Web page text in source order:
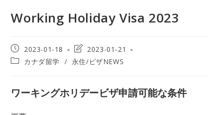
Working Holiday Visa 2023
投
稿
公
2023-01-18
投
稿
の
変
2023-01-21
投
テ
ゴ
カナダ留学 / 永住/ビザNEWS
ワーキングホリデービザ申請可能な条件